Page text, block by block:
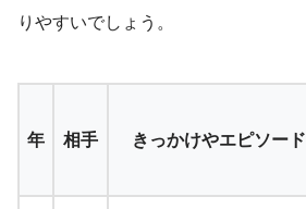
りやすいでしょう。
年 相手 きっかけやエピソード